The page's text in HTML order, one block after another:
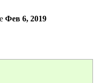
Фев 6, 2019